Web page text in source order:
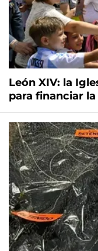
León XIV: la
para financiar